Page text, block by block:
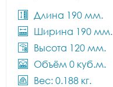
Длина 190 мм.
Ширина 190 мм.
Высота 120 мм.
Объём 0 куб.м.
Вес: 0.188 кг.